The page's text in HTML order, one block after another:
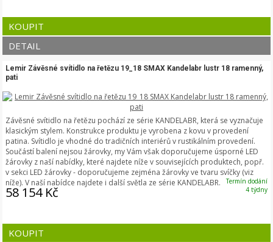
KOUPIT
DETAIL
Lemir Závěsné svítidlo na řetězu 19_18 SMAX Kandelabr lustr 18 ramenný,
pati
Závěsné svítidlo na řetězu pochází ze série KANDELABR, která se vyznačuje
klasickým stylem. Konstrukce produktu je vyrobena z kovu v provedení
patina. Svítidlo je vhodné do tradičních interiérů v rustikálním provedení.
Součástí balení nejsou žárovky, my Vám však doporučujeme úsporné LED
žárovky z naší nabídky, které najdete níže v souvisejících produktech, popř.
v sekci LED žárovky - doporučujeme zejména žárovky ve tvaru svíčky (viz
níže). V naší nabídce najdete i další světla ze série KANDELABR.
58 154 Kč
Termín dodání
4 týdny
KOUPIT